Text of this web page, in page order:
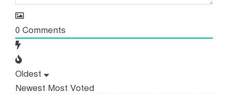
0 Comments
Oldest
Newest Most Voted